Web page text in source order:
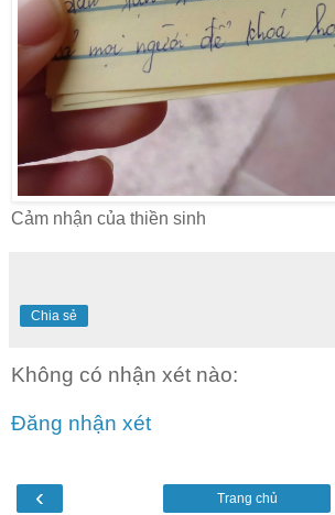
Cảm nhận của thiền sinh
Chia sẻ
Không có nhận xét nào:
Đăng nhận xét
‹ Trang chủ